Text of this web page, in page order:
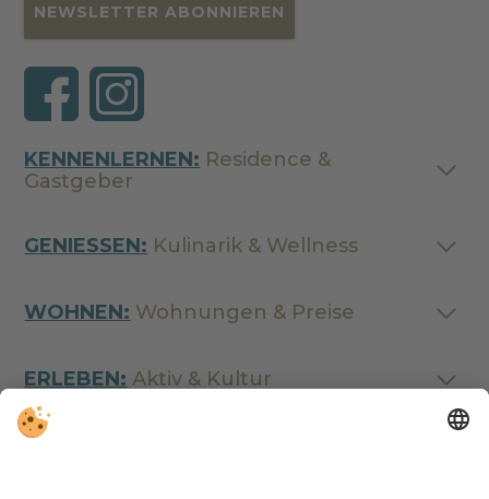
NEWSLETTER ABONNIEREN
KENNENLERNEN: Residence &
Gastgeber
GENIESSEN: Kulinarik & Wellness
WOHNEN: Wohnungen & Preise
ERLEBEN: Aktiv & Kultur